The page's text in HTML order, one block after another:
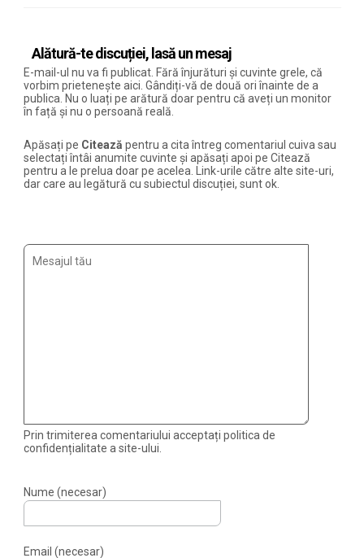
Alătură-te discuției, lasă un mesaj
E-mail-ul nu va fi publicat. Fără înjurături și cuvinte grele, că
vorbim prietenește aici. Gândiți-vă de două ori înainte de a
publica. Nu o luați pe arătură doar pentru că aveți un monitor
în față și nu o persoană reală.
Apăsați pe Citează pentru a cita întreg comentariul cuiva sau
selectați întâi anumite cuvinte și apăsați apoi pe Citează
pentru a le prelua doar pe acelea. Link-urile către alte site-uri,
dar care au legătură cu subiectul discuției, sunt ok.
Prin trimiterea comentariului acceptați politica de
confidențialitate a site-ului.
Nume (necesar)
Email (necesar)